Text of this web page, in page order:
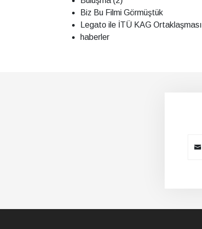
Biz Bu Filmi Görmüştük
Legato ile İTÜ KAG Ortaklaşması
haberler